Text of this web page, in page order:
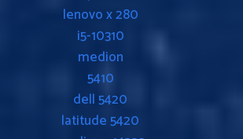
lenovo x 280
i5-10310
medion
5410
dell 5420
latitude 5420